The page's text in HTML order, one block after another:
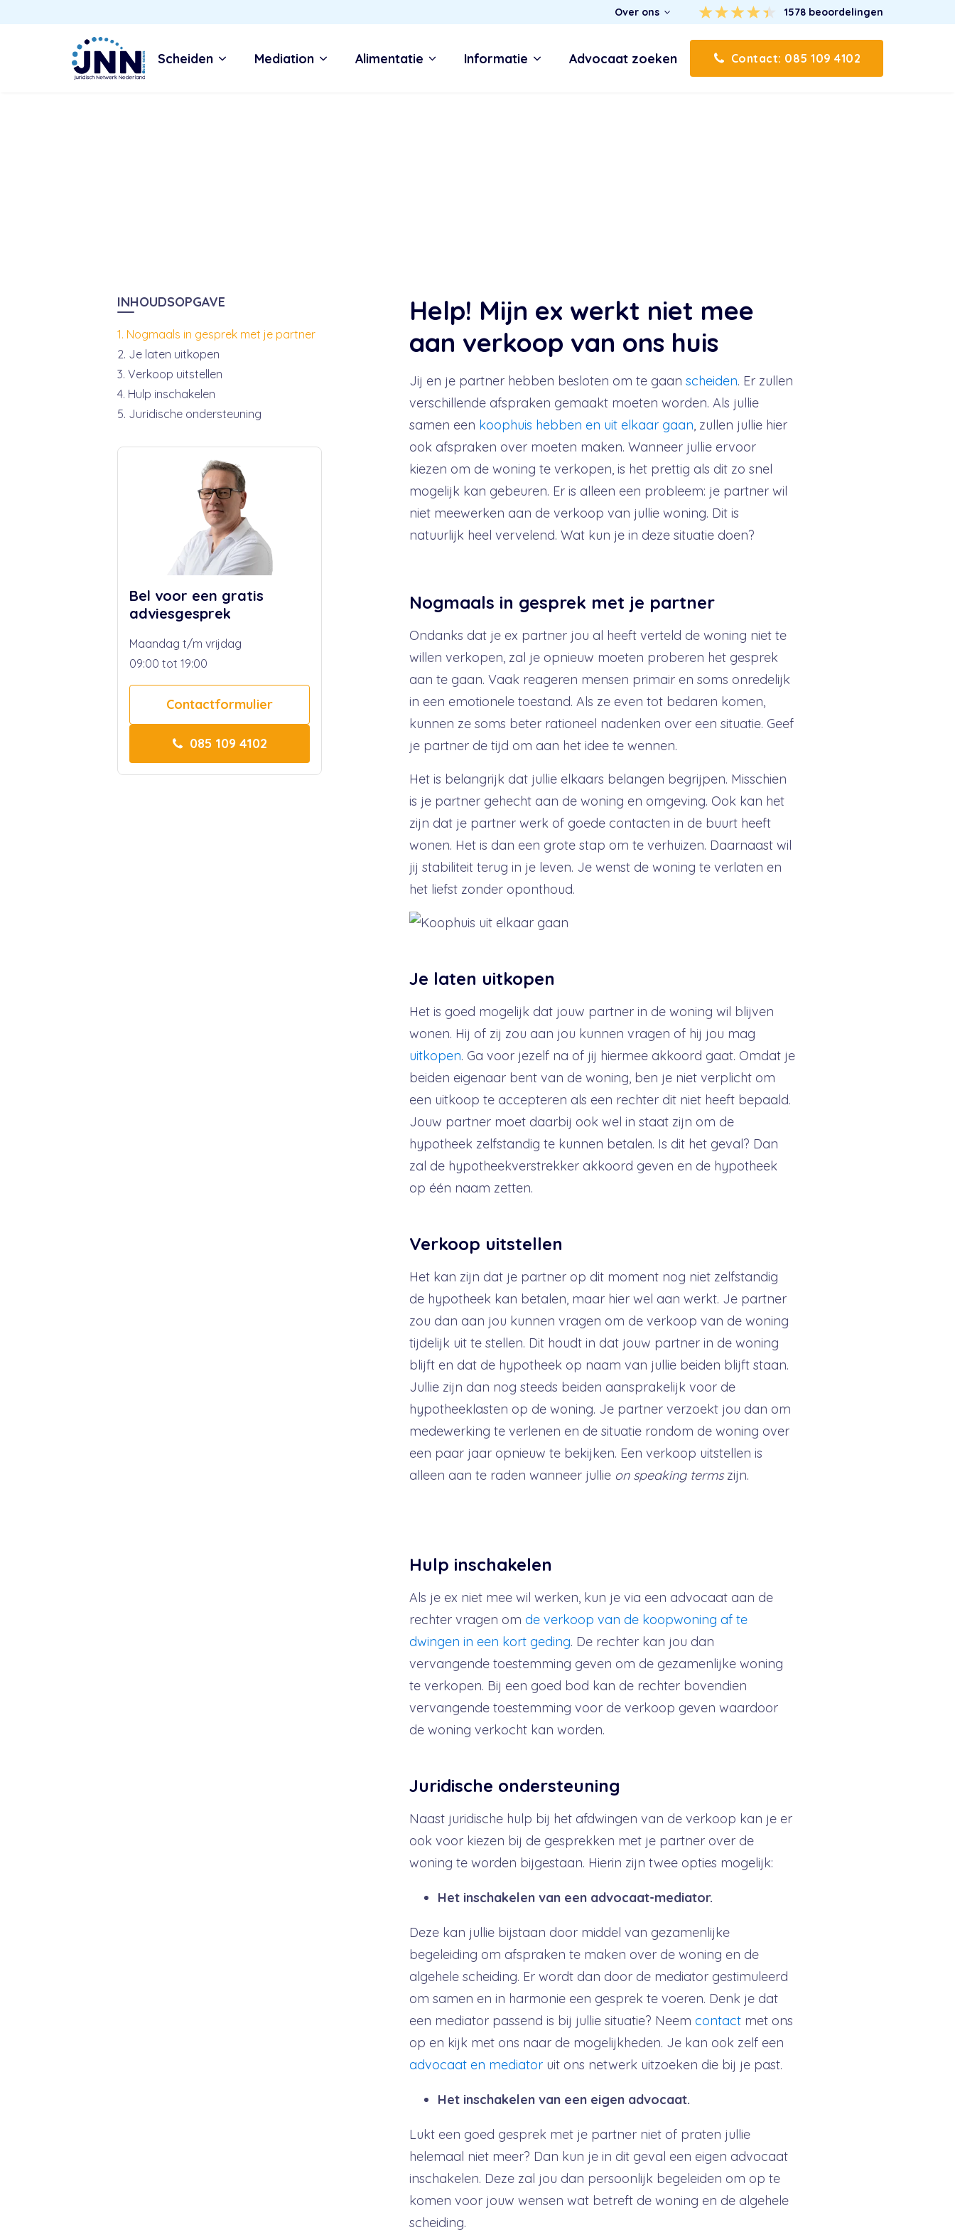
Over ons 1578 beoordelingen
Scheiden Mediation Alimentatie Informatie Advocaat zoeken Contact: 085 109 4102
INHOUDSOPGAVE
Nogmaals in gesprek met je partner
Je laten uitkopen
Verkoop uitstellen
Hulp inschakelen
Juridische ondersteuning
Bel voor een gratis
adviesgesprek
Maandag t/m vrijdag
09:00 tot 19:00
Contactformulier
085 109 4102
Help! Mijn ex werkt niet mee
aan verkoop van ons huis
Jij en je partner hebben besloten om te gaan scheiden. Er zullen
verschillende afspraken gemaakt moeten worden. Als jullie
samen een koophuis hebben en uit elkaar gaan, zullen jullie hier
ook afspraken over moeten maken. Wanneer jullie ervoor
kiezen om de woning te verkopen, is het prettig als dit zo snel
mogelijk kan gebeuren. Er is alleen een probleem: je partner wil
niet meewerken aan de verkoop van jullie woning. Dit is
natuurlijk heel vervelend. Wat kun je in deze situatie doen?
Nogmaals in gesprek met je partner
Ondanks dat je ex partner jou al heeft verteld de woning niet te
willen verkopen, zal je opnieuw moeten proberen het gesprek
aan te gaan. Vaak reageren mensen primair en soms onredelijk
in een emotionele toestand. Als ze even tot bedaren komen,
kunnen ze soms beter rationeel nadenken over een situatie. Geef
je partner de tijd om aan het idee te wennen.
Het is belangrijk dat jullie elkaars belangen begrijpen. Misschien
is je partner gehecht aan de woning en omgeving. Ook kan het
zijn dat je partner werk of goede contacten in de buurt heeft
wonen. Het is dan een grote stap om te verhuizen. Daarnaast wil
jij stabiliteit terug in je leven. Je wenst de woning te verlaten en
het liefst zonder oponthoud.
Je laten uitkopen
Het is goed mogelijk dat jouw partner in de woning wil blijven
wonen. Hij of zij zou aan jou kunnen vragen of hij jou mag
uitkopen. Ga voor jezelf na of jij hiermee akkoord gaat. Omdat je
beiden eigenaar bent van de woning, ben je niet verplicht om
een uitkoop te accepteren als een rechter dit niet heeft bepaald.
Jouw partner moet daarbij ook wel in staat zijn om de
hypotheek zelfstandig te kunnen betalen. Is dit het geval? Dan
zal de hypotheekverstrekker akkoord geven en de hypotheek
op één naam zetten.
Verkoop uitstellen
Het kan zijn dat je partner op dit moment nog niet zelfstandig
de hypotheek kan betalen, maar hier wel aan werkt. Je partner
zou dan aan jou kunnen vragen om de verkoop van de woning
tijdelijk uit te stellen. Dit houdt in dat jouw partner in de woning
blijft en dat de hypotheek op naam van jullie beiden blijft staan.
Jullie zijn dan nog steeds beiden aansprakelijk voor de
hypotheeklasten op de woning. Je partner verzoekt jou dan om
medewerking te verlenen en de situatie rondom de woning over
een paar jaar opnieuw te bekijken. Een verkoop uitstellen is
alleen aan te raden wanneer jullie on speaking termszijn.
Hulp inschakelen
Als je ex niet mee wil werken, kun je via een advocaat aan de
rechter vragen om de verkoop van de koopwoning af te
dwingen in een kort geding. De rechter kan jou dan
vervangende toestemming geven om de gezamenlijke woning
te verkopen. Bij een goed bod kan de rechter bovendien
vervangende toestemming voor de verkoop geven waardoor
de woning verkocht kan worden.
Juridische ondersteuning
Naast juridische hulp bij het afdwingen van de verkoop kan je er
ook voor kiezen bij de gesprekken met je partner over de
woning te worden bijgestaan. Hierin zijn twee opties mogelijk:
Het inschakelen van een advocaat-mediator.
Deze kan jullie bijstaan door middel van gezamenlijke
begeleiding om afspraken te maken over de woning en de
algehele scheiding. Er wordt dan door de mediator gestimuleerd
om samen en in harmonie een gesprek te voeren. Denk je dat
een mediator passend is bij jullie situatie? Neem contactmet ons
op en kijk met ons naar de mogelijkheden. Je kan ook zelf een
advocaat en mediatoruit ons netwerk uitzoeken die bij je past.
Het inschakelen van een eigen advocaat.
Lukt een goed gesprek met je partner niet of praten jullie
helemaal niet meer? Dan kun je in dit geval een eigen advocaat
inschakelen. Deze zal jou dan persoonlijk begeleiden om op te
komen voor jouw wensen wat betreft de woning en de algehele
scheiding.